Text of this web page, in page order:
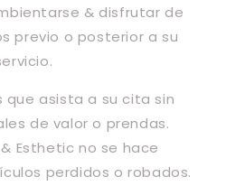
& disfrutar de
previo o posterior a su
que asista a su cita sin
de valor o prendas.
Esthetic no se hace
perdidos o robados.